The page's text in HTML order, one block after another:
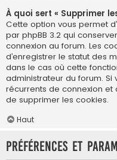
À quoi sert « Supprimer
Cette option vous permet
par phpBB 3.2 qui
connexion au forum. Les
d’enregistrer le statut des
dans le cas où cette
administrateur du forum.
récurrents de connexion et
de supprimer les cookies.
Haut
Préférences et